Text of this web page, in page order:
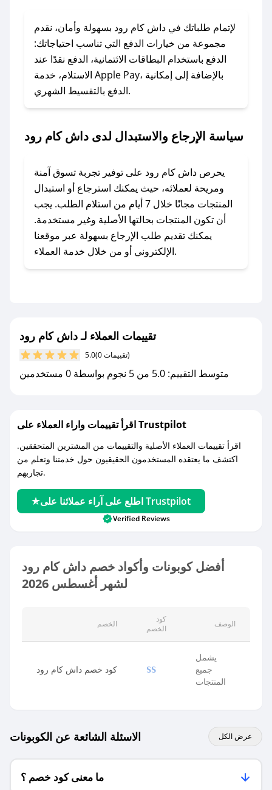
لا تقلق! يمكنك التواصل مع فريق دعم صحصح عبر
الرسائل الخاصة على تويتر أو البريد الإلكتروني،
وسنقوم بحل المشكلة في أسرع وقت ممكن.
### ماذا أفعل إذا لم أجد كود خصم لمتجري
المفضل؟
مراسلتنا مباشرة وسنعمل على توفير الكوبونات في
### كيف تحصل على كوبونات خصم حصرية من
داش كام رود؟
للحصول على كوبونات وخصومات حصرية، قم بما
يلي:
- اضغط على أيقونة متابعة لمتجر داش كام رود في
جديد.
مع صحصح، تسوق بذكاء ووفّر على كل مشترياتك مع
كوبونات خصم حصرية من داش كام رود!
لإتمام طلباتك في داش كام رود بسهولة وأمان، نقدم
مجموعة من خيارات الدفع التي تناسب احتياجاتك:
الدفع باستخدام البطاقات الائتمانية، الدفع نقدًا عند
الاستلام، خدمة Apple Pay، بالإضافة إلى إمكانية
الدفع بالتقسيط الشهري.
سياسة الإرجاع والاستبدال لدى داش كام رود
يحرص داش كام رود على توفير تجربة تسوق آمنة
ومريحة لعملائه، حيث يمكنك استرجاع أو استبدال
المنتجات مجانًا خلال 7 أيام من استلام الطلب. يجب
أن تكون المنتجات بحالتها الأصلية وغير مستخدمة.
يمكنك تقديم طلب الإرجاع بسهولة عبر موقعنا
الإلكتروني أو من خلال خدمة العملاء.
تقييمات العملاء لـ داش كام رود
5.0 (0 تقييمات)
متوسط التقييم: 5.0 من 5 نجوم بواسطة 0 مستخدمين
اقرأ تقييمات واراء العملاء على Trustpilot
اقرأ تقييمات العملاء الأصلية والتقييمات من المشترين المتحققين.
اكتشف ما يعتقده المستخدمون الحقيقيون حول خدمتنا وتعلم من
تجاربهم.
اطلع على آراء عملائنا على Trustpilot
Verified Reviews
أفضل كوبونات وأكواد خصم داش كام رود
لشهر أغسطس 2026
الخصم
كود
الخصم
الوصف
كود خصم داش كام رود SS
يشمل
جميع
المنتجات
الاسئلة الشائعة عن الكوبونات عرض الكل
ما معنى كود خصم ؟